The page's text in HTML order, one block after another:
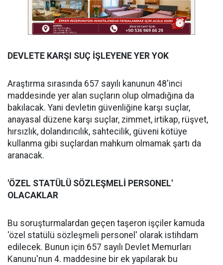
DEVLETE KARŞI SUÇ İŞLEYENE YER YOK
Araştırma sırasında 657 sayılı kanunun 48'inci
maddesinde yer alan suçların olup olmadığına da
bakılacak. Yani devletin güvenliğine karşı suçlar,
anayasal düzene karşı suçlar, zimmet, irtikap, rüşvet,
hırsızlık, dolandırıcılık, sahtecilik, güveni kötüye
kullanma gibi suçlardan mahkum olmamak şartı da
aranacak.
'ÖZEL STATÜLÜ SÖZLEŞMELİ PERSONEL'
OLACAKLAR
Bu soruşturmalardan geçen taşeron işçiler kamuda
'özel statülü sözleşmeli personel' olarak istihdam
edilecek. Bunun için 657 sayılı Devlet Memurları
Kanunu'nun 4. maddesine bir ek yapılarak bu